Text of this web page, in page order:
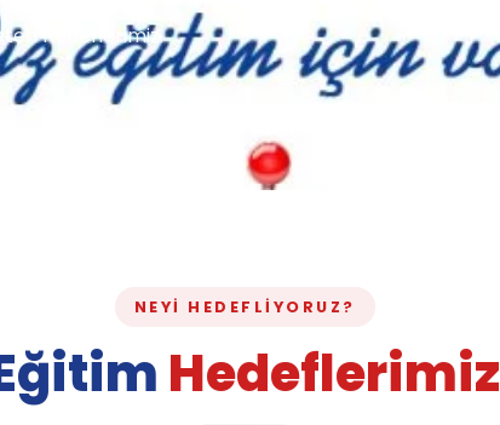
hedeflerimiz.
NEYI HEDEFLIYORUZ?
Hedeflerimiz